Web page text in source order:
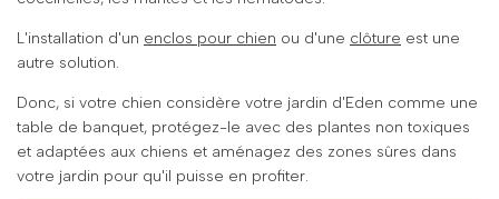
L'installation d'un enclos pour chien ou d'une clôture est une
autre solution.
Donc, si votre chien considère votre jardin d'Eden comme une
table de banquet, protégez-le avec des plantes non toxiques
et adaptées aux chiens et aménagez des zones sûres dans
votre jardin pour qu'il puisse en profiter.